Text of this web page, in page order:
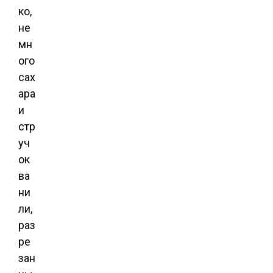
ко,
не
мн
ого
сах
ара
и
стр
уч
ок
ва
ни
ли,
раз
ре
зан